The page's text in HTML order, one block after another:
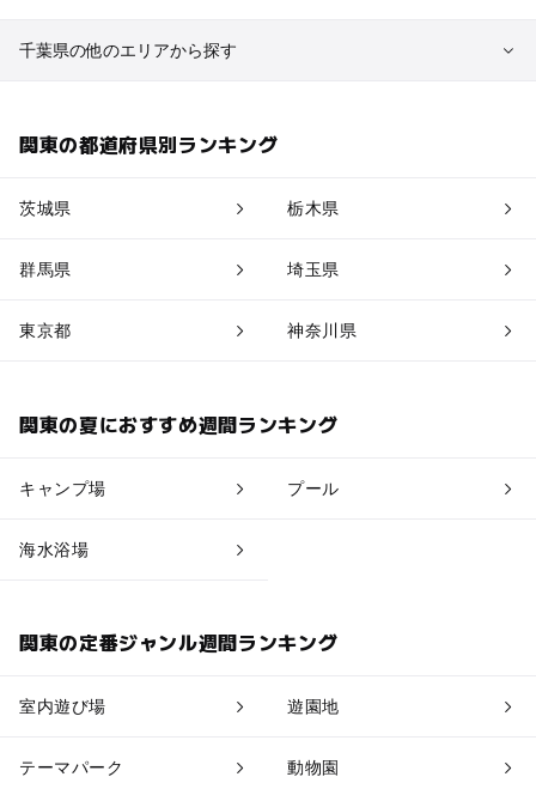
千葉県の他のエリアから探す
千葉駅
稲毛・検見
蘇我・浜野
関東の都道府県別ランキング
茨城県 栃木県
群馬県 埼玉県
東京都 神奈川県
関東の夏におすすめ週間ランキング
キャンプ場 プール
海水浴場
関東の定番ジャンル週間ランキング
室内遊び場 遊園地
テーマパーク 動物園